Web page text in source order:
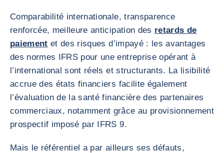
Comparabilité internationale, transparence
renforcée, meilleure anticipation des retards de
paiement et des risques d’impayé : les avantages
des normes IFRS pour une entreprise opérant à
l’international sont réels et structurants. La lisibilité
accrue des états financiers facilite également
l’évaluation de la santé financière des partenaires
commerciaux, notamment grâce au provisionnement
prospectif imposé par IFRS 9.
Mais le référentiel a par ailleurs ses défauts,